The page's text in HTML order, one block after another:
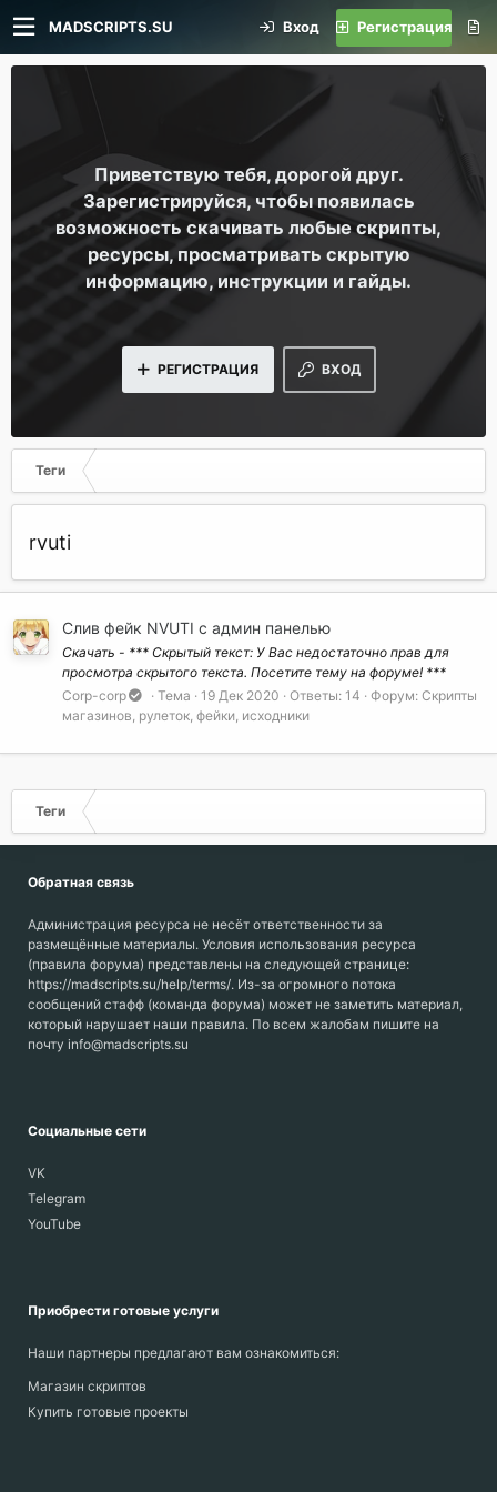
MADSCRIPTS.SU Вход Регистрация
Приветствую тебя, дорогой друг.
Зарегистрируйся, чтобы появилась
возможность скачивать любые скрипты,
ресурсы, просматривать скрытую
информацию, инструкции и гайды.
ВХОД
РЕГИСТРАЦИЯ
Теги
rvuti
Слив фейк NVUTI с админ панелью
Скачать - *** Скрытый текст: У Вас недостаточно прав для
просмотра скрытого текста. Посетите тему на форуме! ***
Corp-corp
Тема 19 Дек 2020 Ответы: 14 Форум: Скрипты
магазинов, рулеток, фейки, исходники
Теги
Обратная связь
Администрация ресурса не несёт ответственности за
размещённые материалы. Условия использования ресурса
(правила форума) представлены на следующей странице:
https://madscripts.su/help/terms/. Из-за огромного потока
сообщений стафф (команда форума) может не заметить материал,
который нарушает наши правила. По всем жалобам пишите на
почту info@madscripts.su
Социальные сети
VK
Telegram
YouTube
Приобрести готовые услуги
Наши партнеры предлагают вам ознакомиться:
Магазин скриптов
Купить готовые проекты